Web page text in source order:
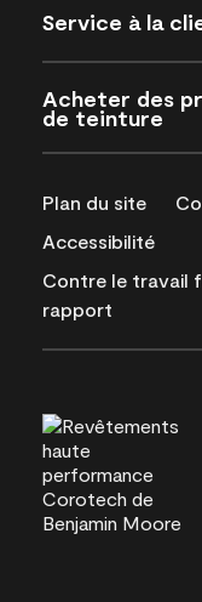
Service à la
Acheter des
de teinture
Plan du site
Accessibilité
Contre le travail
rapport